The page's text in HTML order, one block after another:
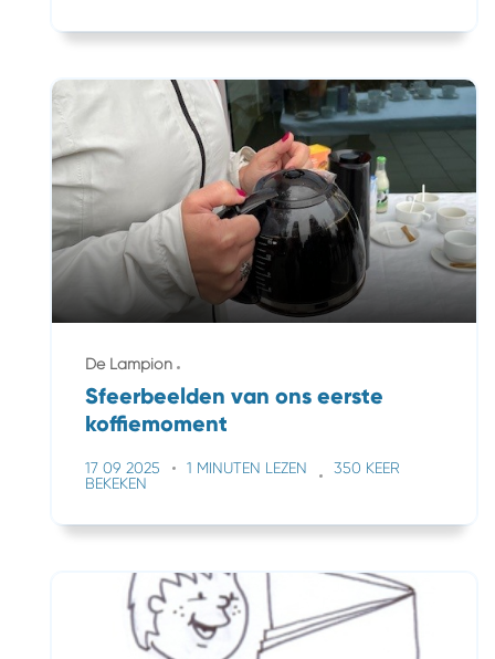
De Lampion
Sfeerbeelden van ons eerste
koffiemoment
17 09 2025 1 MINUTEN LEZEN
350 KEER
BEKEKEN